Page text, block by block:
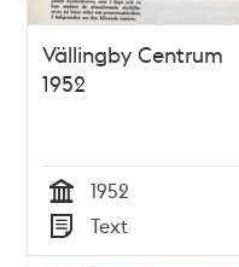
Vällingby Centrum
1952
Tid
1952
Typ
Text